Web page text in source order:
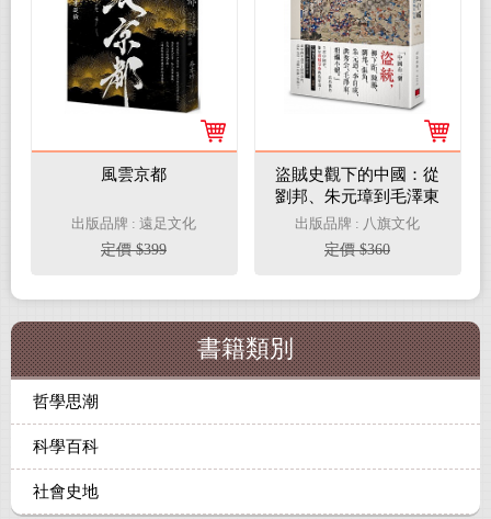
風雲京都
出版品牌 : 遠足文化
定價 $399
盜賊史觀下的中國：從
劉邦、朱元璋到毛澤東
的盜賊皇帝史
出版品牌 : 八旗文化
定價 $360
書籍類別
哲學思潮
科學百科
社會史地